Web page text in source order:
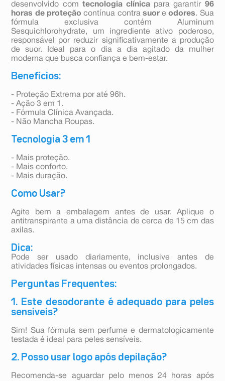
desenvolvido com tecnologia clínica para garantir 96
horas de proteção contínua contra suoreodores. Sua
fórmula exclusiva contém Aluminum
Sesquichlorohydrate, um ingrediente ativo poderoso,
responsável por reduzir significativamente a produção
de suor. Ideal para o dia a dia agitado da mulher
moderna que busca confiança e bem-estar.
Benefícios:
- Proteção Extrema por até 96h.
- Ação 3 em 1.
- Fórmula Clínica Avançada.
- Não Mancha Roupas.
Tecnologia 3 em 1
- Mais proteção.
- Mais conforto.
- Mais duração.
Como Usar?
Agite bem a embalagem antes de usar. Aplique o
antitranspirante a uma distância de cerca de 15 cm das
axilas.
Dica:
Pode ser usado diariamente, inclusive antes de
atividades físicas intensas ou eventos prolongados.
Perguntas Frequentes:
1. Este desodorante é adequado para peles
sensíveis?
Sim! Sua fórmula sem perfume e dermatologicamente
testada é ideal para peles sensíveis.
2. Posso usar logo após depilação?
Recomenda-se aguardar pelo menos 24 horas após